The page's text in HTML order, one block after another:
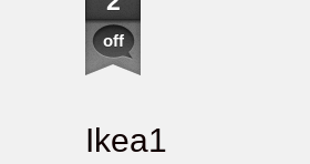
off
Ikea1